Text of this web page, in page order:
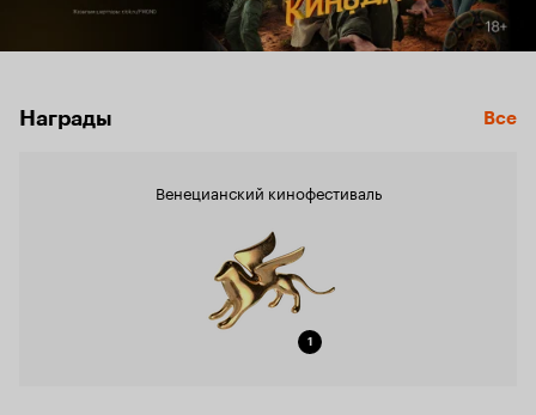
Награды Все
Венецианский кинофестиваль
1